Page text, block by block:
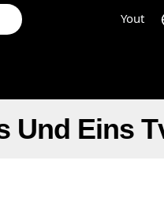
Yout
Und Eins